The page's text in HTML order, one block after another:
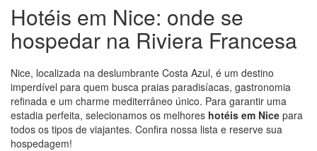
Hotéis em Nice: onde se
hospedar na Riviera Francesa
Nice, localizada na deslumbrante Costa Azul, é um destino
imperdível para quem busca praias paradisíacas, gastronomia
refinada e um charme mediterrâneo único. Para garantir uma
estadia perfeita, selecionamos os melhores hotéis em Nice para
todos os tipos de viajantes. Confira nossa lista e reserve sua
hospedagem!